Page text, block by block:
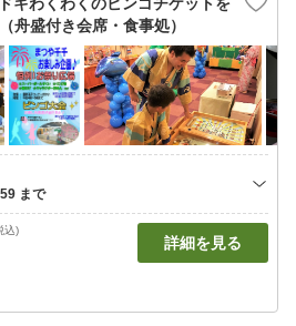
舟盛付き会席・食事処）
込)
詳細を見る